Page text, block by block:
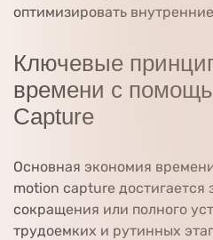
оптимизировать
Ключевые
времени с
Capture
Основная экономия
motion capture достигается
сокращения или полного
трудоемких и рутинных